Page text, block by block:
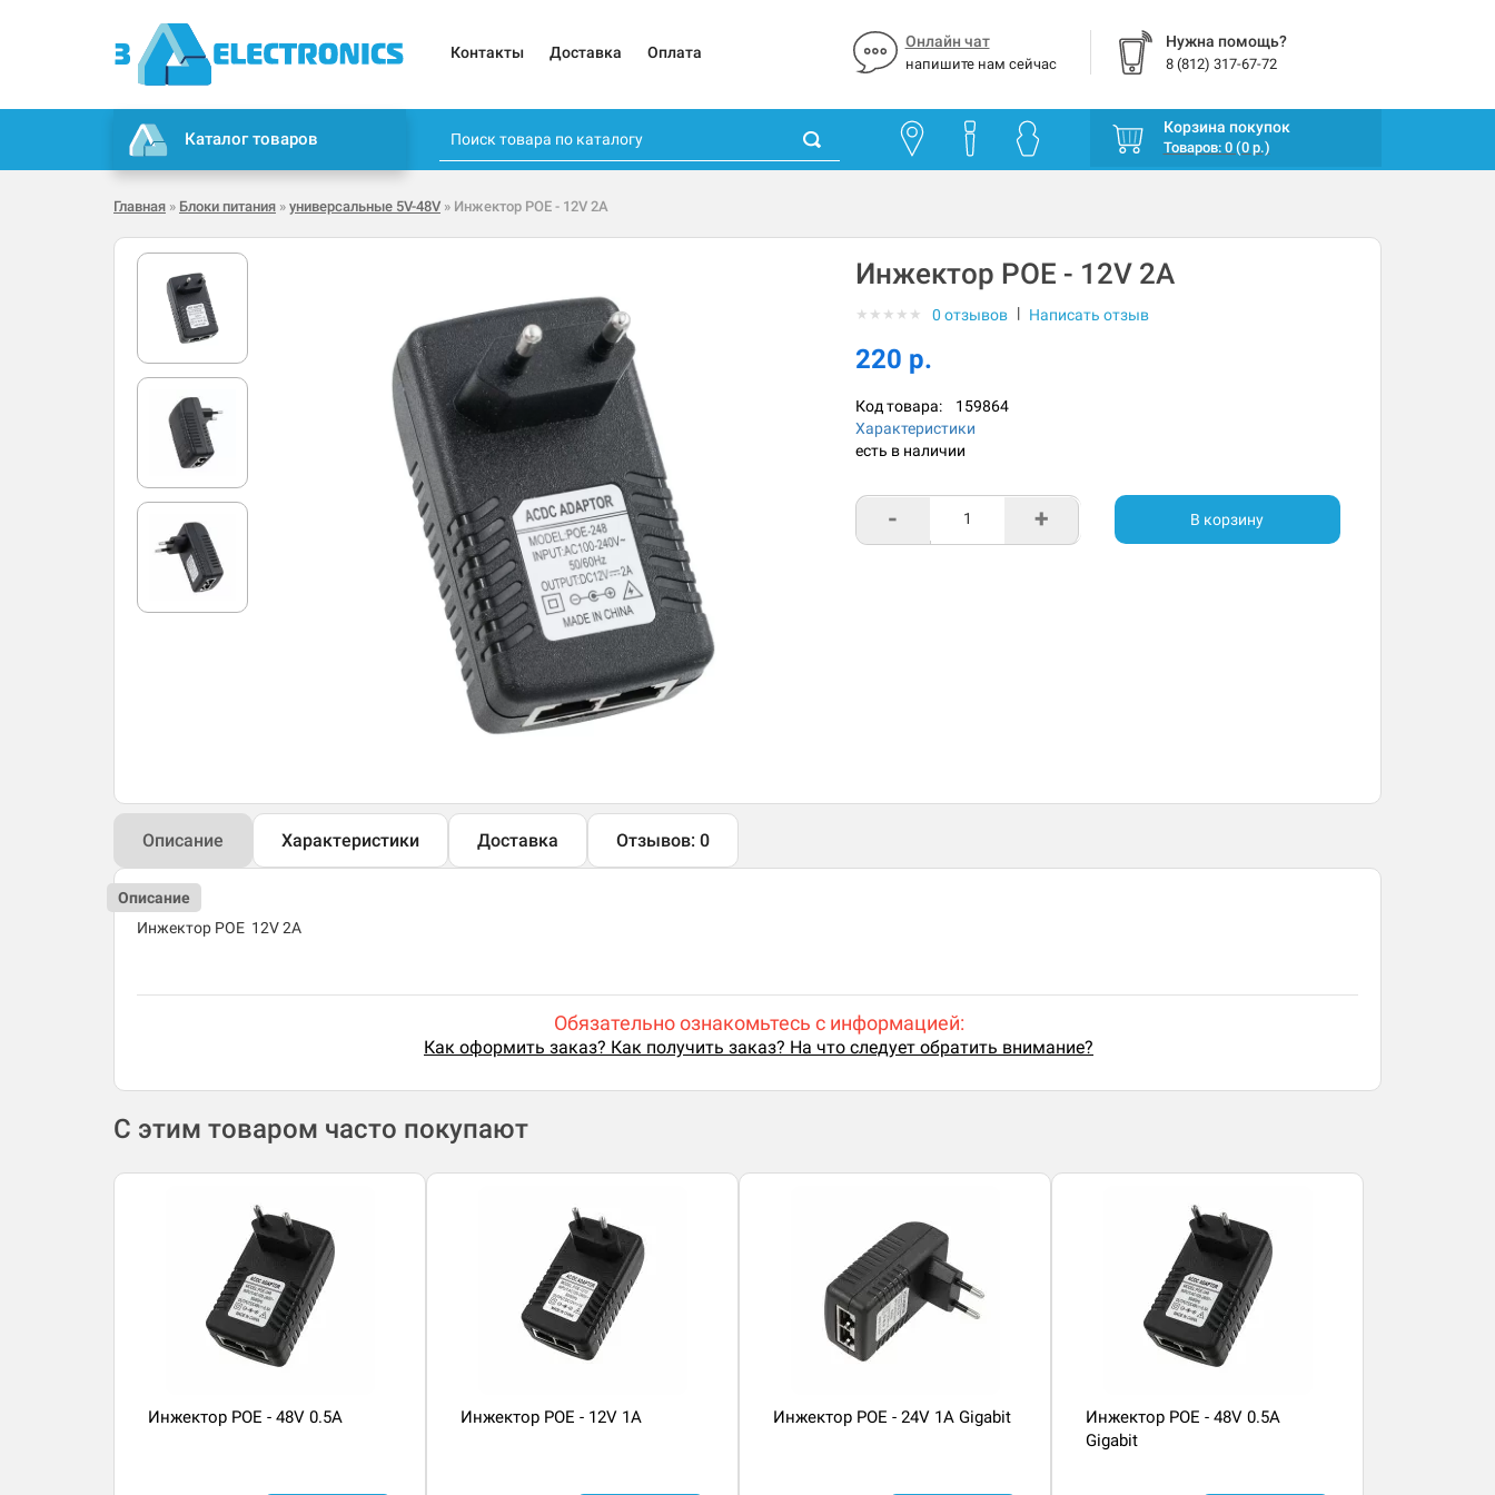
Контакты Доставка Оплата
Онлайн чат
напишите нам сейчас
Нужна помощь?
8 (812) 317-67-72
Каталог товаров
Корзина покупок
Товаров: 0 (0 р.)
Главная » Блоки питания » универсальные 5V-48V » Инжектор POE - 12V 2A
Инжектор POE - 12V 2A
★ ★ ★ ★ ★ 0 отзывов | Написать отзыв
220 р.
Код товара: 159864
Характеристики
есть в наличии
- + В корзину
Описание Характеристики Доставка Отзывов: 0
Описание
Инжектор POE 12V 2A
Обязательно ознакомьтесь с информацией:
Как оформить заказ? Как получить заказ? На что следует обратить внимание?
С этим товаром часто покупают
Инжектор POE - 48V 0.5A Инжектор POE - 12V 1A Инжектор POE - 24V 1A Gigabit
Инжектор POE - 48V 0.5A
Gigabit